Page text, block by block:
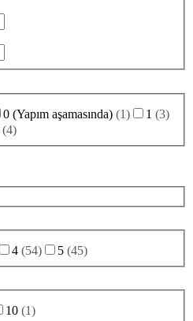
0 (Yapım aşamasında) (1) 1 (3)
(4)
4 (54) 5 (45)
10 (1)